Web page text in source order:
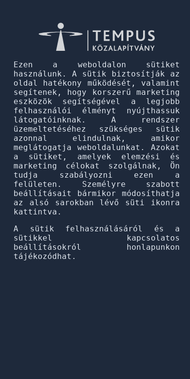
Pannónia Ösztöndíjprogram Barcelona
Barcelona
története
Interjú Guthy
Máté Pannónia Ösztöndíjprogram
Product Design-on tanul.
Ezen a weboldalon sütiket
használunk. A sütik biztosítják az
oldal hatékony működését, valamint
segítenek, hogy korszerű marketing
eszközök segítségével a legjobb
felhasználói élményt nyújthassuk
látogatóinknak. A rendszer
üzemeltetéséhez szükséges sütik
azonnal elindulnak, amikor
meglátogatja weboldalunkat. Azokat
a sütiket, amelyek elemzési és
marketing célokat szolgálnak, Ön
tudja szabályozni ezen a
felületen. Személyre szabott
beállításait bármikor módosíthatja
az alsó sarokban lévő süti ikonra
kattintva.
A sütik felhasználásáról és a
sütikkel kapcsolatos
beállításokról honlapunkon
tájékozódhat.